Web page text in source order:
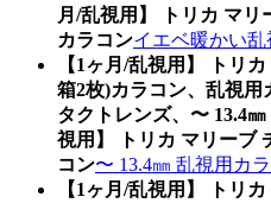
月/乱視用】 トリカ マリ
カラコンイエベ暖かい
【1ヶ月/乱視用】 トリ
箱2枚)カラコン、乱視
タクトレンズ、〜 13.4
視用】 トリカ マリーブ
コン〜 13.4㎜ 乱視用カ
【1ヶ月/乱視用】 トリ